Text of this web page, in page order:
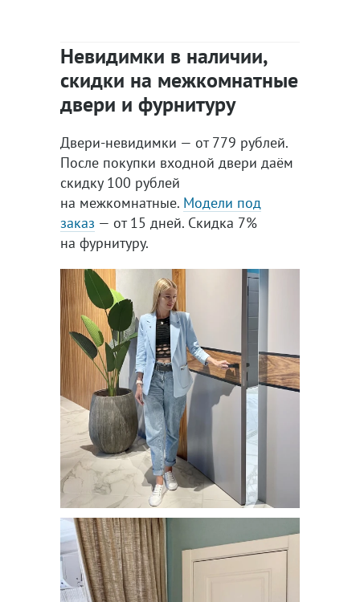
Невидимки в наличии,
скидки на межкомнатные
двери и фурнитуру
Двери-невидимки — от 779 рублей.
После покупки входной двери даём
скидку 100 рублей
на межкомнатные. Модели под
заказ — от 15 дней. Скидка 7%
на фурнитуру.